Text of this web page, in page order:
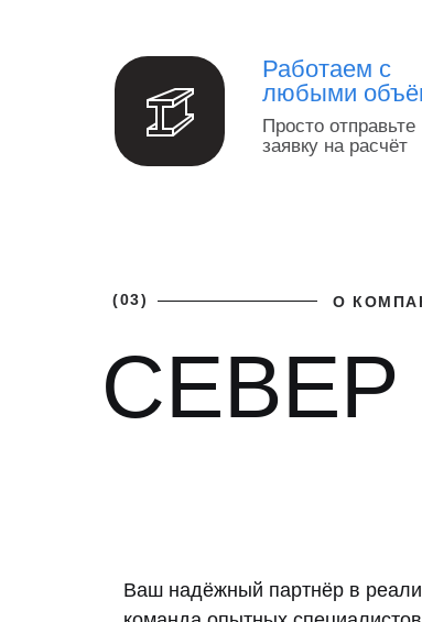
Работаем с
любыми
Просто отправьте
заявку на расчёт
СЕВЕР
(03) О
Ваш надёжный партнёр в